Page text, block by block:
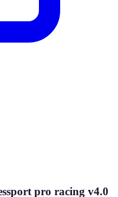
pro racing v4.0